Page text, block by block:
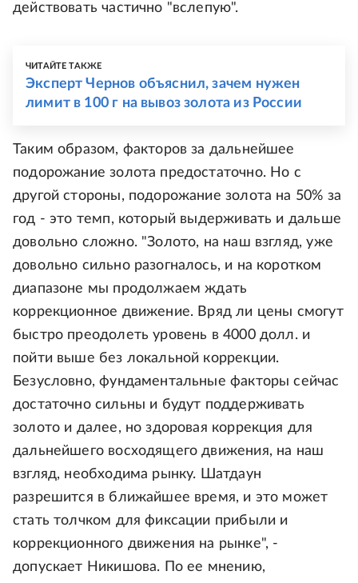
действовать частично "вслепую".
ЧИТАЙТЕ ТАКЖЕ
Эксперт Чернов объяснил, зачем нужен
лимит в 100 г на вывоз золота из России
Таким образом, факторов за дальнейшее
подорожание золота предостаточно. Но с
другой стороны, подорожание золота на 50% за
год - это темп, который выдерживать и дальше
довольно сложно. "Золото, на наш взгляд, уже
довольно сильно разогналось, и на коротком
диапазоне мы продолжаем ждать
коррекционное движение. Вряд ли цены смогут
быстро преодолеть уровень в 4000 долл. и
пойти выше без локальной коррекции.
Безусловно, фундаментальные факторы сейчас
достаточно сильны и будут поддерживать
золото и далее, но здоровая коррекция для
дальнейшего восходящего движения, на наш
взгляд, необходима рынку. Шатдаун
разрешится в ближайшее время, и это может
стать толчком для фиксации прибыли и
коррекционного движения на рынке", -
допускает Никишова. По ее мнению,